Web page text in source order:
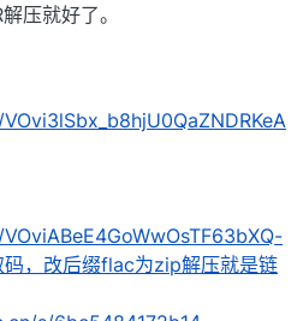
压就好了。
，改后缀flac为zip解压就是链